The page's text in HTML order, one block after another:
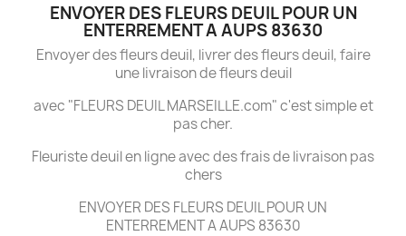
ENVOYER DES FLEURS DEUIL POUR UN
ENTERREMENT A AUPS 83630
Envoyer des fleurs deuil, livrer des fleurs deuil, faire
une livraison de fleurs deuil
avec "FLEURS DEUIL MARSEILLE.com" c'est simple et
pas cher.
Fleuriste deuil en ligne avec des frais de livraison pas
chers
ENVOYER DES FLEURS DEUIL POUR UN
ENTERREMENT A AUPS 83630